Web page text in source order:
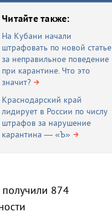
Читайте также:
На Кубани начали
штрафовать по новой статье
за неправильное поведение
при карантине. Что это
значит?
Краснодарский край
лидирует в России по числу
штрафов за нарушение
карантина — «Ъ»
874